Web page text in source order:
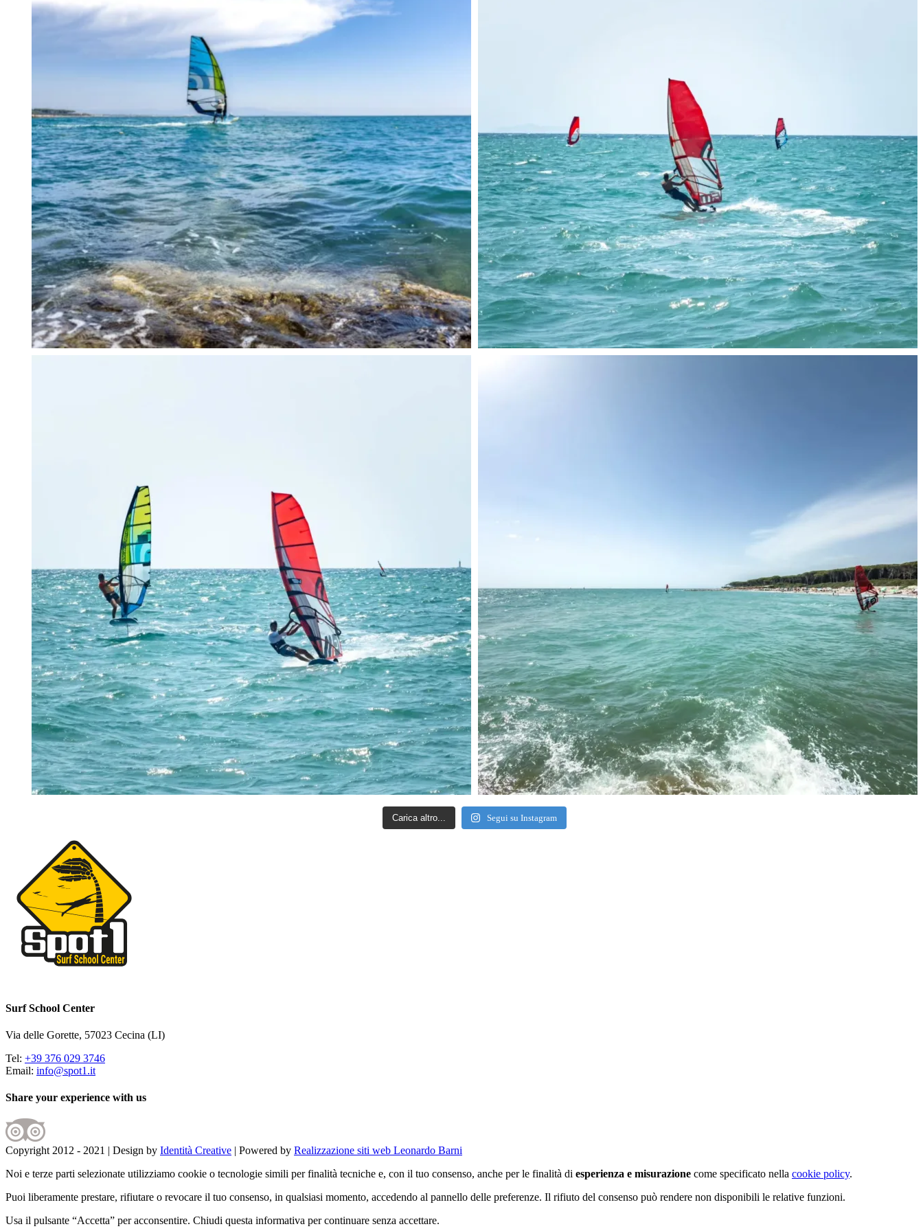
Carica altro... Segui su Instagram
Surf School Center
Via delle Gorette, 57023 Cecina (LI)
Tel: +39 376 029 3746
Email: info@spot1.it
Share your experience with us
Copyright 2012 - 2021 | Design by Identità Creative | Powered by Realizzazione siti web Leonardo Barni
Noi e terze parti selezionate utilizziamo cookie o tecnologie simili per finalità tecniche e, con il tuo consenso, anche per le finalità di esperienza e misurazione come specificato nella cookie policy.
Puoi liberamente prestare, rifiutare o revocare il tuo consenso, in qualsiasi momento, accedendo al pannello delle preferenze. Il rifiuto del consenso può rendere non disponibili le relative funzioni.
Usa il pulsante “Accetta” per acconsentire. Chiudi questa informativa per continuare senza accettare.